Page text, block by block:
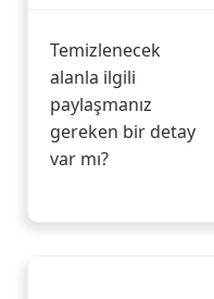
Temizlenecek
alanla ilgili
paylaşmanız
gereken bir detay
var mı?